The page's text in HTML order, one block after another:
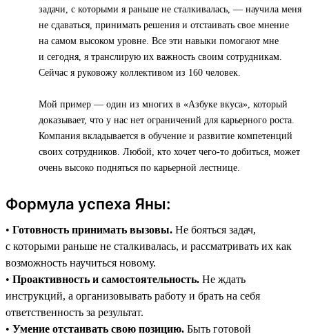
задачи, с которыми я раньше не сталкивалась, — научила меня
не сдаваться, принимать решения и отстаивать свое мнение
на самом высоком уровне. Все эти навыки помогают мне
и сегодня, я транслирую их важность своим сотрудникам.
Сейчас я руковожу коллективом из 160 человек.
Мой пример — один из многих в «Азбуке вкуса», который
доказывает, что у нас нет ограничений для карьерного роста.
Компания вкладывается в обучение и развитие компетенций
своих сотрудников. Любой, кто хочет чего-то добиться, может
очень высоко подняться по карьерной лестнице.
Формула успеха Яны:
• Готовность принимать вызовы. Не бояться задач,
с которыми раньше не сталкивалась, и рассматривать их как
возможность научиться новому.
• Проактивность и самостоятельность. Не ждать
инструкций, а организовывать работу и брать на себя
ответственность за результат.
• Умение отстаивать свою позицию. Быть готовой